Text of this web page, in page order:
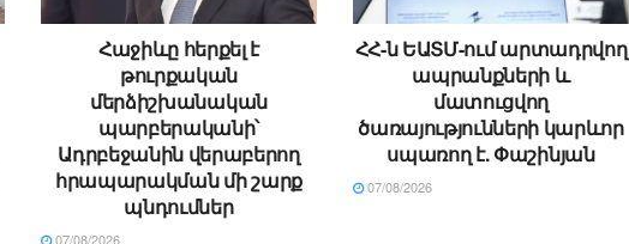
Հաջիևը հերքել է
թուրքական
մերձիշխանական
պարբերականի՝
Ադրբեջանին վերաբերող
հրապարակման մի շարք
պնդումներ
07/08/2026
ՀՀ-ն ԵԱՏՄ-ում արտադրվող
ապրանքների և
մատուցվող
ծառայությունների կարևոր
սպառող է. Փաշինյան
07/08/2026